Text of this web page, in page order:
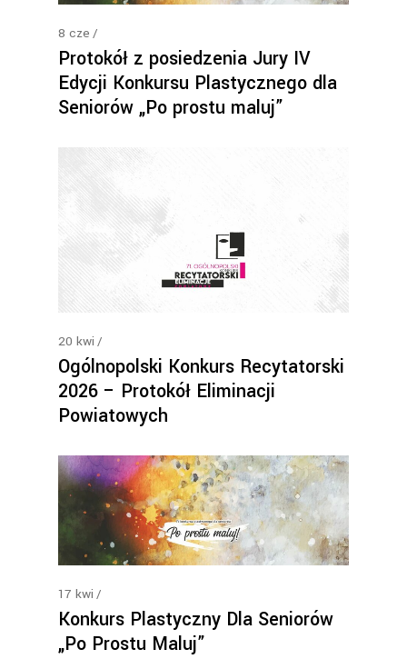
8 cze
Protokół z posiedzenia Jury IV
Edycji Konkursu Plastycznego dla
Seniorów „Po prostu maluj”
20 kwi
Ogólnopolski Konkurs Recytatorski
2026 – Protokół Eliminacji
Powiatowych
17 kwi
Konkurs Plastyczny Dla Seniorów
„Po Prostu Maluj”